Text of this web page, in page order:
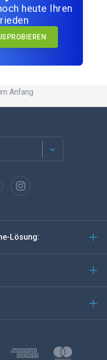
heute Ihren
Anfang
Lösung: